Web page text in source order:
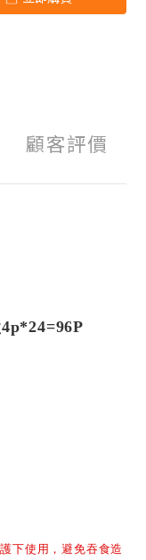
顧客評價
下使用，避免吞食造